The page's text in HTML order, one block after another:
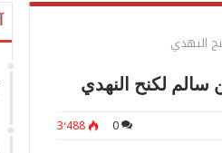
النهدي
سالم لكنح النهدي
0 3٬488